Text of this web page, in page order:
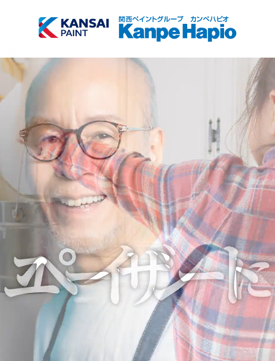
TOP
商品検索
会社情報
サブメニュー開
閉
採用情報
サブメニュー開
閉
お知らせ
塗装方法
塗料の選び方
カラーシミュレーション